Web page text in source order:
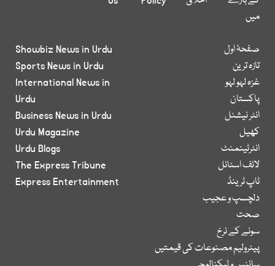
میں
صفحۂ اول
تازہ ترین
غزہ لہو لہو
پاکستان
انٹر نیشنل
کھیل
انٹرٹینمنٹ
لائف اسٹائل
ٹاپ ٹرینڈ
دلچسپ و عجیب
صحت
سونے کے نرخ
پیٹرولیم مصنوعات کی قیمتیں
Showbiz News in Urdu
Sports News in Urdu
International News in
Urdu
Business News in Urdu
Urdu Magazine
Urdu Blogs
The Express Tribune
Express Entertainment